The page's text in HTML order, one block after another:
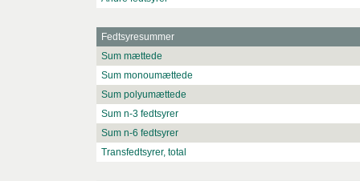
Fedtsyresummer
Sum mættede
Sum monoumættede
Sum polyumættede
Sum n-3 fedtsyrer
Sum n-6 fedtsyrer
Transfedtsyrer, total